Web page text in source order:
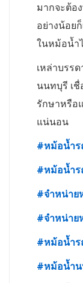
มากจะต้อ
อย่างน้อย
ในหม้อน้ำ
เหล่าบรร
นนทบุรี เ
รักษาหรือ
แน่นอน
#หม้อน้ำ
#หม้อน้ำ
#จำหน่าย
#จำหน่าย
#หม้อน้ำ
#หม้อน้ำ